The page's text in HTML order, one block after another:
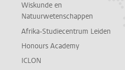
Wiskunde en
Natuurwetenschappen
Afrika-Studiecentrum Leiden
Honours Academy
ICLON